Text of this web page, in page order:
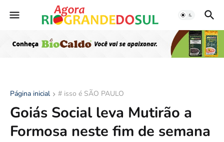
Página inicial # isso é SÃO PAULO
Goiás Social leva Mutirão a
Formosa neste fim de semana